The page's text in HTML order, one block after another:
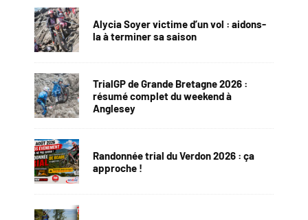
Alycia Soyer victime d’un vol : aidons-
la à terminer sa saison
TrialGP de Grande Bretagne 2026 :
résumé complet du weekend à
Anglesey
Randonnée trial du Verdon 2026 : ça
approche !